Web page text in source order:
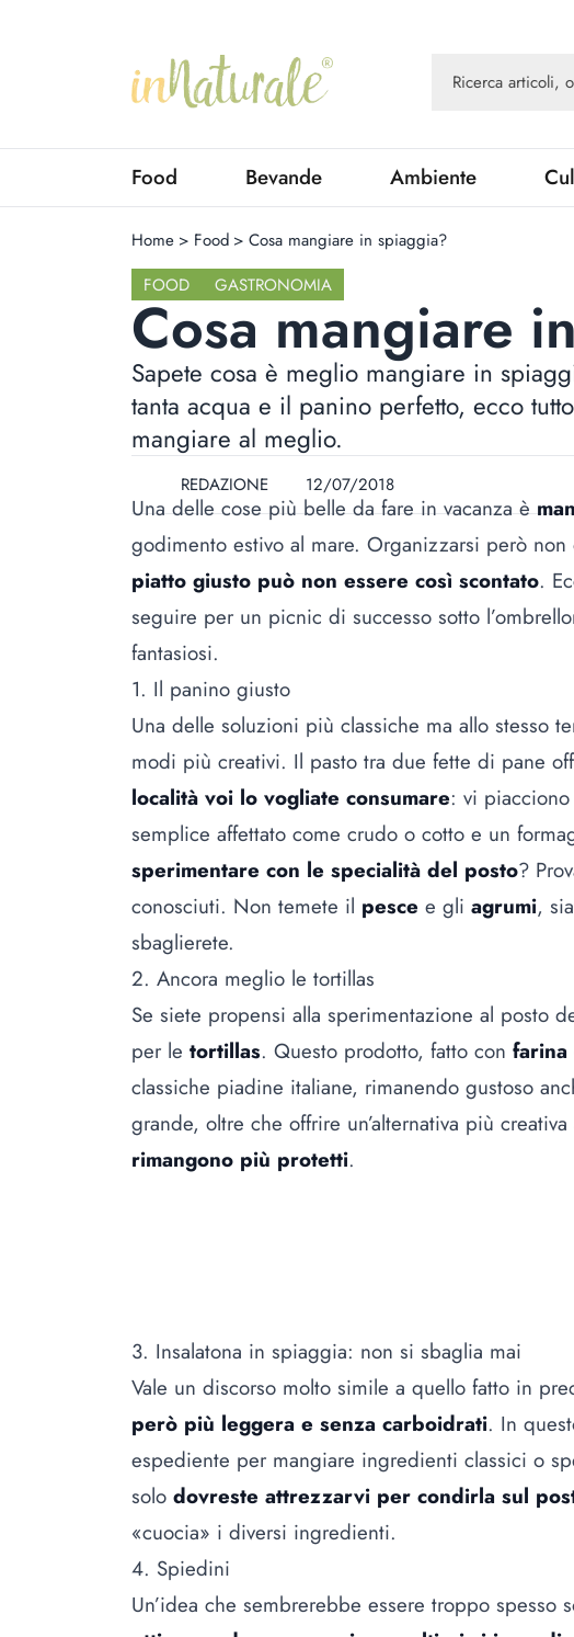
Food Bevande Ambiente
Home > Food > Cosa mangiare in spiaggia?
FOOD
GASTRONOMIA
Cosa mangiare
Sapete cosa è meglio mangiare in
tanta acqua e il panino perfetto, ecco
mangiare al meglio.
REDAZIONE 12/07/2018
Una delle cose più belle da fare in vacanza è
godimento estivo al mare. Organizzarsi però
piatto giusto può non essere così scontato.
seguire per un picnic di successo sotto
fantasiosi.
1. Il panino giusto
Una delle soluzioni più classiche ma allo stesso
modi più creativi. Il pasto tra due fette di pane
località voi lo vogliate consumare: vi
semplice affettato come crudo o cotto e un
sperimentare con le specialità del posto?
conosciuti. Non temete il pesce e gli agrumi,
sbaglierete.
2. Ancora meglio le tortillas
Se siete propensi alla sperimentazione al posto
per le tortillas. Questo prodotto, fatto con farina
classiche piadine italiane, rimanendo gustoso
grande, oltre che offrire un’alternativa più
rimangono più protetti.
3. Insalatona in spiaggia: non si sbaglia mai
Vale un discorso molto simile a quello fatto in
però più leggera e senza carboidrati. In
espediente per mangiare ingredienti classici o
solo dovreste attrezzarvi per condirla sul
«cuocia» i diversi ingredienti.
4. Spiedini
Un’idea che sembrerebbe essere troppo spesso